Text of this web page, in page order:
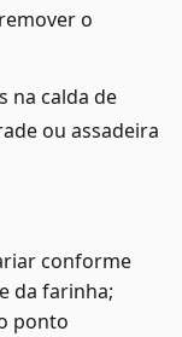
o
na calda de
ou assadeira
conforme
da farinha;
ponto